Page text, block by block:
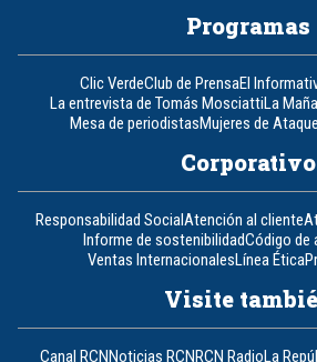
Programas
Clic VerdeClub de PrensaEl
La entrevista de Tomás MosciattiLa
Mesa de periodistasMujeres de Ataque
Corporativo
Responsabilidad SocialAtención al cliente
Informe de sostenibilidadCódigo de
Ventas InternacionalesLínea Ética
Visite
Canal RCNNoticias RCNRCN RadioLa